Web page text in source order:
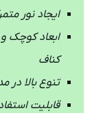
ایجاد نور
ابعاد کوچک
کناف
تنوع بالا در
قابلیت